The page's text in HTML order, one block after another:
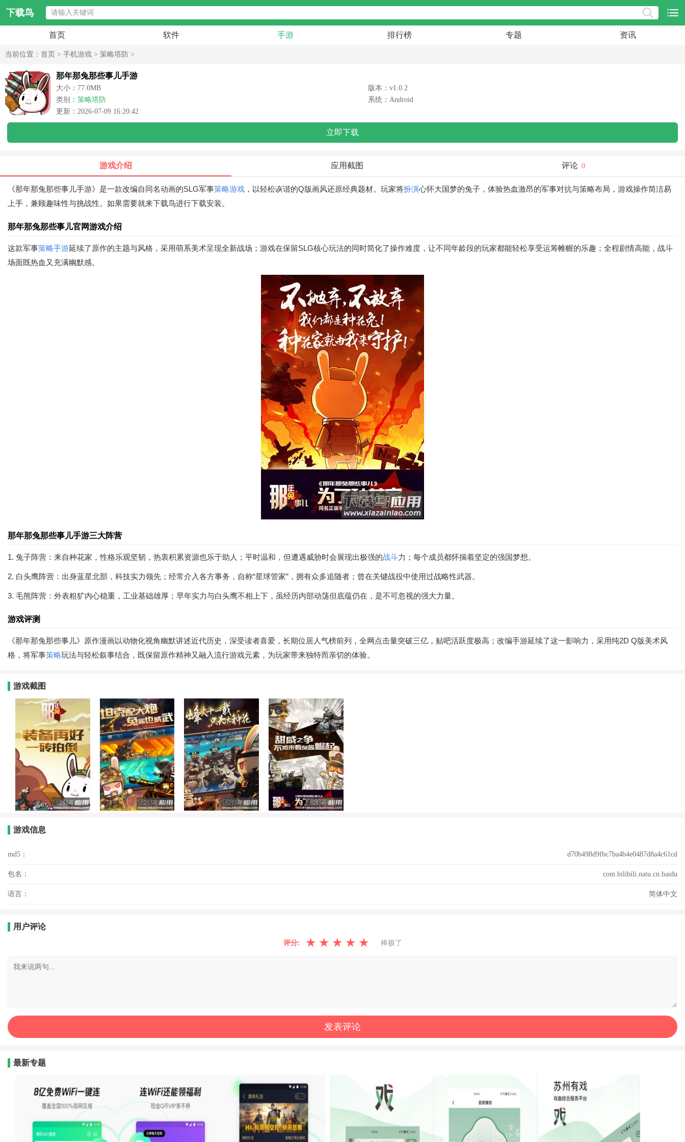
下载鸟
首页 软件 手游 排行榜 专题 资讯
当前位置： 首页 > 手机游戏 > 策略塔防 >
那年那兔那些事儿手游
大小：77.0MB
版本：v1.0.2
类别： 策略塔防
系统：Android
更新：2026-07-09 16:20:42
立即下载
游戏介绍 应用截图 评论 0
《那年那兔那些事儿手游》是一款改编自同名动画的SLG军事策略游戏 ，以轻松诙谐的Q版画风还原经典题材。玩家将扮演心怀大国梦的兔子，体验热血激昂的军事对抗与策略布局，游戏操作简洁易
上手，兼顾趣味性与挑战性。如果需要就来下载鸟进行下载安装。
那年那兔那些事儿官网游戏介绍
这款军事策略手游延续了原作的主题与风格，采用萌系美术呈现全新战场；游戏在保留SLG核心玩法的同时简化了操作难度，让不同年龄段的玩家都能轻松享受运筹帷幄的乐趣；全程剧情高能，战斗
场面既热血又充满幽默感。
那年那兔那些事儿手游三大阵营
1. 兔子阵营：来自种花家，性格乐观坚韧，热衷积累资源也乐于助人；平时温和，但遭遇威胁时会展现出极强的战斗力；每个成员都怀揣着坚定的强国梦想。
2. 白头鹰阵营：出身蓝星北部，科技实力领先；经常介入各方事务，自称“星球管家”，拥有众多追随者；曾在关键战役中使用过战略性武器。
3. 毛熊阵营：外表粗犷内心稳重，工业基础雄厚；早年实力与白头鹰不相上下，虽经历内部动荡但底蕴仍在，是不可忽视的强大力量。
游戏评测
《那年那兔那些事儿》原作漫画以动物化视角幽默讲述近代历史，深受读者喜爱，长期位居人气榜前列，全网点击量突破三亿，贴吧活跃度极高；改编手游延续了这一影响力，采用纯2D Q版美术风
格，将军事策略玩法与轻松叙事结合，既保留原作精神又融入流行游戏元素，为玩家带来独特而亲切的体验。
游戏截图
游戏信息
md5： d70b498d9fbc7ba4b4e0487d8a4c61cd
包名： com.bilibili.natu.cn.baidu
语言： 简体中文
用户评论
评分: ★ ★ ★ ★ ★ 棒极了
最新专题